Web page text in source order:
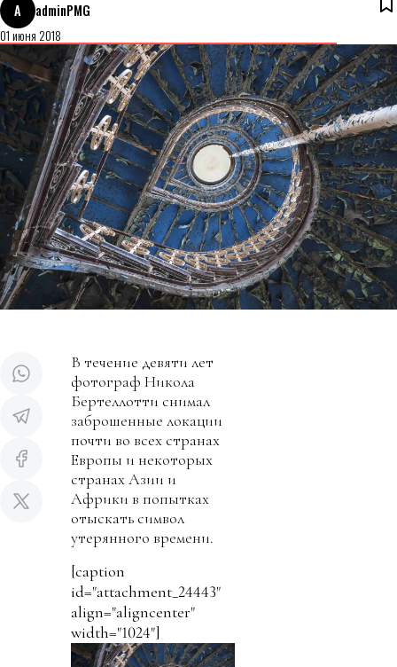
A
adminPMG
01 июня 2018
В течение девяти лет
фотограф Никола
Бертеллотти снимал
заброшенные локации
почти во всех странах
Европы и некоторых
странах Азии и
Африки в попытках
отыскать символ
утерянного времени.
[caption
id="attachment_24443"
align="aligncenter"
width="1024"]